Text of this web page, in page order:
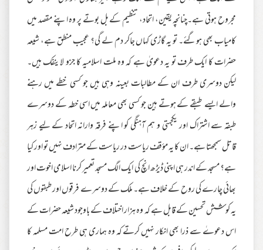
مجروح ہوتی ہے۔چنانچہ یقین، اتحاد، تنظیم کے بل بوتے پر وہ اپنے مقصد میں
کامیاب بھی ہوگئے۔ تو یہ گاڑی کہاں جاکر دم لے گی؟ عجیب منطق ہے، شیعہ
حضرات کا ایک طرف تو یہ دعویٰ ہے کہ وہ ملت اسلامیہ کا جزو لاینفک ہیں۔
لیکن دوسری طرف ان کے مطالبات بعینہ وہی ہیں جو کسی خطے میں رہنے
والے ایسے طبقے کے ہوتے ہین جو کسی بھی معاملہ میں اسی خطہ کے دوسرے
طبقہ سے اشتراک اور یکجہتی و ہم آہنگی کو اپنے فرقہ وارانہ اتحاد کے لیے زہر
قاتل سمجھتا ہے۔ ان کا یہ مؤقف ریاست در ریاست کے مترادف نہیں تو اور کیا
ہے؟ مسجد کے اندر ہی اپنی ڈیڑھ انچ کی ایک الگ مسجد تعمیر کرنا اسلامی اخوت اور
بھائی چارے کی روح کے خلاف ہے۔ ملک کے دوسرے فرقوں اور طبقوں کی
یہ کوشش تحسین کے قابل ہے کہ وہ ہزار اختلاف کے باوجود شیعہ حضرات کے
اس دعوےٰ سے ذرا بھی انکار نہیں کرتے کہ وہ ہماری ہی طرح امت مسلمہ کا